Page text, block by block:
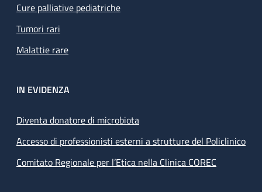
Cure palliative pediatriche
Tumori rari
Malattie rare
IN EVIDENZA
Diventa donatore di microbiota
Accesso di professionisti esterni a strutture del Policlinico
Comitato Regionale per l’Etica nella Clinica COREC